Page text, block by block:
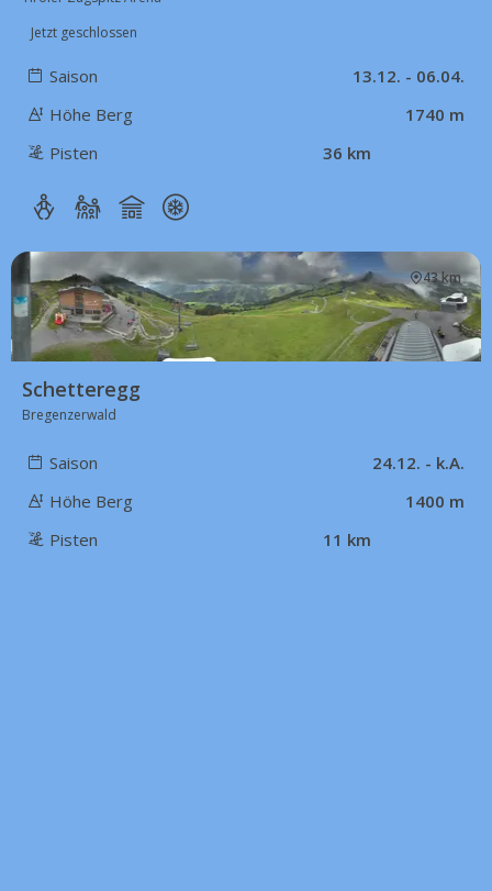
Jetzt geschlossen
Saison
13.12. - 06.04.
Höhe Berg
1740 m
Pisten
36 km
43 km
Schetteregg
Bregenzerwald
Saison
24.12. - k.A.
Höhe Berg
1400 m
Pisten
11 km